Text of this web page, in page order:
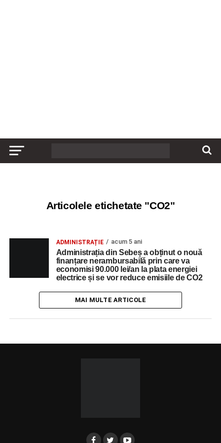
Articolele etichetate "CO2"
ADMINISTRAȚIE acum 5 ani
Administrația din Sebeș a obținut o nouă
finanțare nerambursabilă prin care va
economisi 90.000 lei/an la plata energiei
electrice și se vor reduce emisiile de CO2
MAI MULTE ARTICOLE